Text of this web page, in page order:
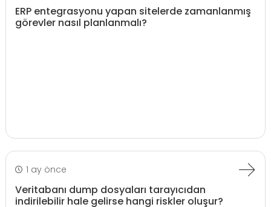
ERP entegrasyonu yapan sitelerde zamanlanmış
görevler nasıl planlanmalı?
1 ay önce
Veritabanı dump dosyaları tarayıcıdan
indirilebilir hale gelirse hangi riskler oluşur?